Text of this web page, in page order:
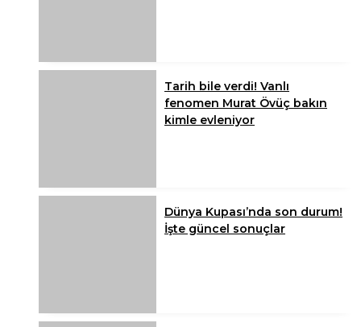
Tarih bile verdi! Vanlı
fenomen Murat Övüç bakın
kimle evleniyor
Dünya Kupası’nda son durum!
İşte güncel sonuçlar